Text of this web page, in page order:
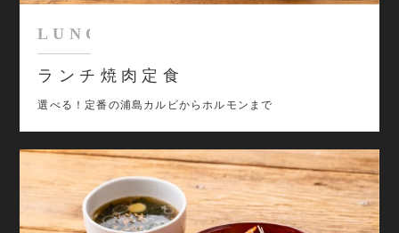
ランチ焼肉定食
選べる！定番の浦島カルビからホルモンまで